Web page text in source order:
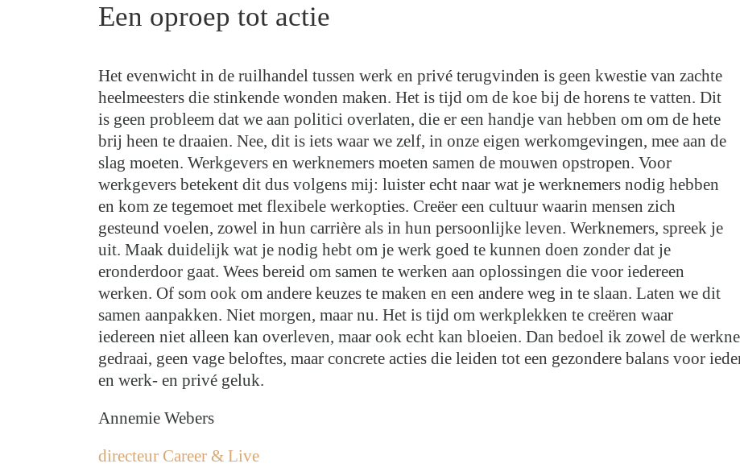
Een oproep tot actie
Het evenwicht in de ruilhandel tussen werk en privé terugvinden is geen kwestie van zachte
heelmeesters die stinkende wonden maken. Het is tijd om de koe bij de horens te vatten. Dit
is geen probleem dat we aan politici overlaten, die er een handje van hebben om om de hete
brij heen te draaien. Nee, dit is iets waar we zelf, in onze eigen werkomgevingen, mee aan de
slag moeten. Werkgevers en werknemers moeten samen de mouwen opstropen. Voor
werkgevers betekent dit dus volgens mij: luister echt naar wat je werknemers nodig hebben
en kom ze tegemoet met flexibele werkopties. Creëer een cultuur waarin mensen zich
gesteund voelen, zowel in hun carrière als in hun persoonlijke leven. Werknemers, spreek je
uit. Maak duidelijk wat je nodig hebt om je werk goed te kunnen doen zonder dat je
eronderdoor gaat. Wees bereid om samen te werken aan oplossingen die voor iedereen
werken. Of som ook om andere keuzes te maken en een andere weg in te slaan. Laten we dit
samen aanpakken. Niet morgen, maar nu. Het is tijd om werkplekken te creëren waar
iedereen niet alleen kan overleven, maar ook echt kan bloeien. Dan bedoel ik zowel de
gedraai, geen vage beloftes, maar concrete acties die leiden tot een gezondere balans voor
en werk- en privé geluk.
Annemie Webers
directeur Career & Live